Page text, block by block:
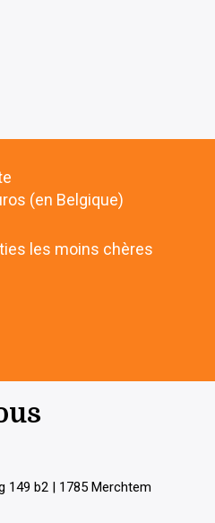
(en Belgique)
les moins chères
149 b2 | 1785 Merchtem